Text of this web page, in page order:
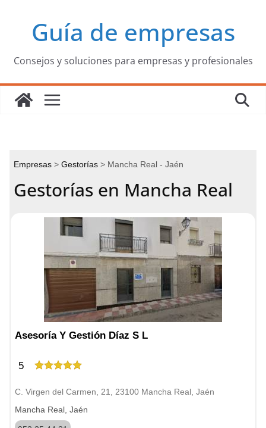
contenidoGuía de empresas
Consejos y soluciones para empresas y profesionales
Empresas Gestorías Mancha Real - Jaén
Gestorías en Mancha Real
Asesoría Y Gestión Díaz S L
5
C. Virgen del Carmen, 21, 23100 Mancha Real, Jaén
Mancha Real, Jaén